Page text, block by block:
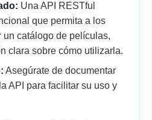
Una API RESTful
que permita a los
un catálogo de películas,
clara sobre cómo utilizarla.
Asegúrate de documentar
API para facilitar su uso y